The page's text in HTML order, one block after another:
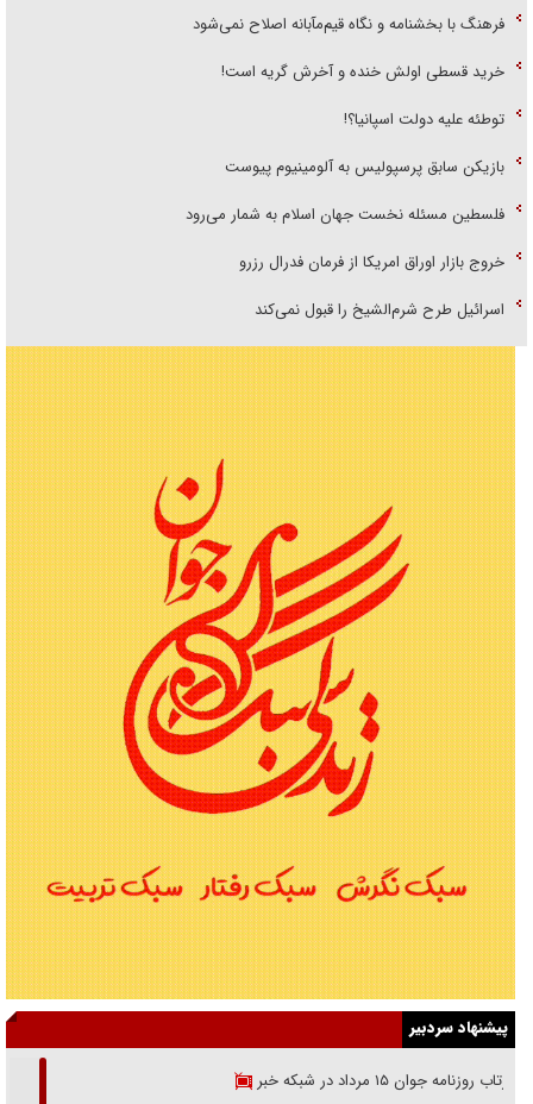
فرهنگ با بخشنامه و نگاه قیم‌مآبانه اصلاح نمی‌شود
خرید قسطی اولش خنده و آخرش گریه است!
توطئه علیه دولت اسپانیا؟!
بازیکن سابق پرسپولیس به آلومینیوم پیوست
فلسطین مسئله نخست جهان اسلام به شمار می‌رود
خروج بازار اوراق امریکا از فرمان فدرال رزرو
اسرائیل طرح شرم‌الشیخ را قبول نمی‌کند
پیشنهاد سردبیر
بازتاب روزنامه جوان ۱۵ مرداد در شبکه خبر